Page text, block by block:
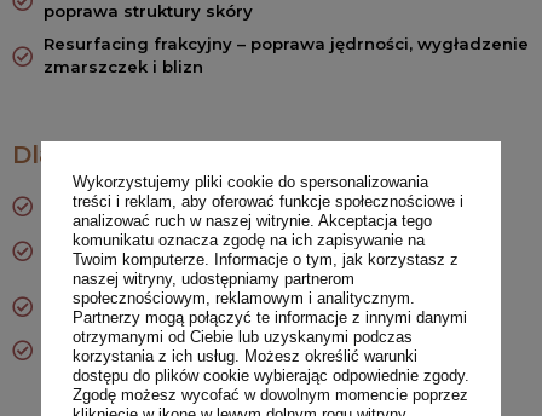
Wykorzystujemy pliki cookie do spersonalizowania
treści i reklam, aby oferować funkcje społecznościowe i
analizować ruch w naszej witrynie. Akceptacja tego
komunikatu oznacza zgodę na ich zapisywanie na
Twoim komputerze. Informacje o tym, jak korzystasz z
naszej witryny, udostępniamy partnerom
społecznościowym, reklamowym i analitycznym.
Partnerzy mogą połączyć te informacje z innymi danymi
otrzymanymi od Ciebie lub uzyskanymi podczas
korzystania z ich usług. Możesz określić warunki
dostępu do plików cookie wybierając odpowiednie zgody.
Zgodę możesz wycofać w dowolnym momencie poprzez
poprawa struktury skóry
Resurfacing frakcyjny – poprawa jędrności, wygładzenie
zmarszczek i blizn
Dlaczego Candela Nordlys™?
Bezpieczeństwo potwierdzone klinicznie
Precyzja działania nawet w trudno dostępnych
miejscach
Szybkie, komfortowe zabiegi bez bólu i długiej
rekonwalescencji
Widoczne efekty już po pierwszej wizycie